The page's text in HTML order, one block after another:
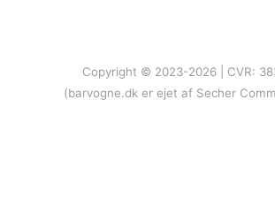
Copyright © 2023-2026 | CVR:
(barvogne.dk er ejet af Secher